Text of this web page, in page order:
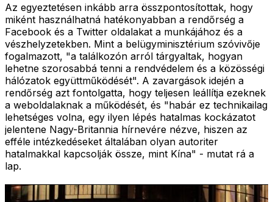
Az egyeztetésen inkább arra összpontosítottak, hogy
miként használhatná hatékonyabban a rendőrség a
Facebook és a Twitter oldalakat a munkájához és a
vészhelyzetekben. Mint a belügyminisztérium szóvivője
fogalmazott, "a találkozón arról tárgyaltak, hogyan
lehetne szorosabbá tenni a rendvédelem és a közösségi
hálózatok együttműködését". A zavargások idején a
rendőrség azt fontolgatta, hogy teljesen leállítja ezeknek
a weboldalaknak a működését, és "habár ez technikailag
lehetséges volna, egy ilyen lépés hatalmas kockázatot
jelentene Nagy-Britannia hírnevére nézve, hiszen az
efféle intézkedéseket általában olyan autoriter
hatalmakkal kapcsolják össze, mint Kína" - mutat rá a
lap.